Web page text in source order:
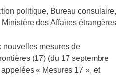
politique, Bureau consulaire,
Ministère des Affaires étrangères
nouvelles mesures de
(17) (du 17 septembre
« Mesures 17 », et